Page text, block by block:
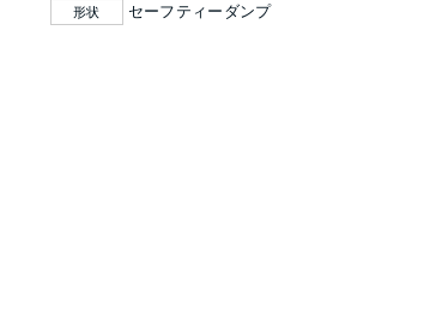
形状 セーフティーダンプ